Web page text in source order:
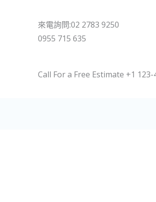
來電詢問:02 2783 9250
0955 715 635
Call For a Free Estimate +1 123-